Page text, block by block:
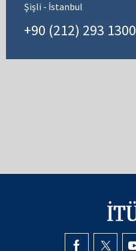
Şişli - İstanbul
+90 (212) 293 1300